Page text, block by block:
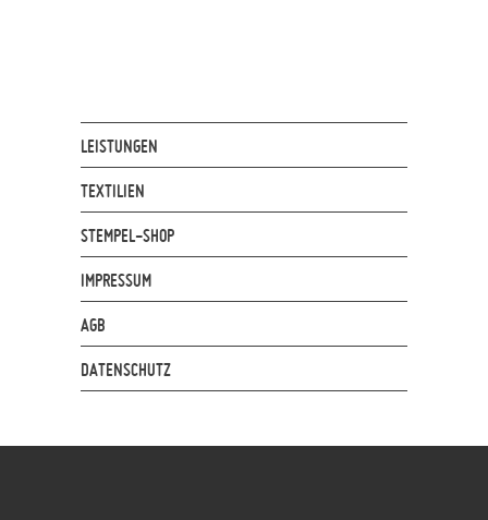
LEISTUNGEN
TEXTILIEN
STEMPEL-SHOP
IMPRESSUM
AGB
DATENSCHUTZ